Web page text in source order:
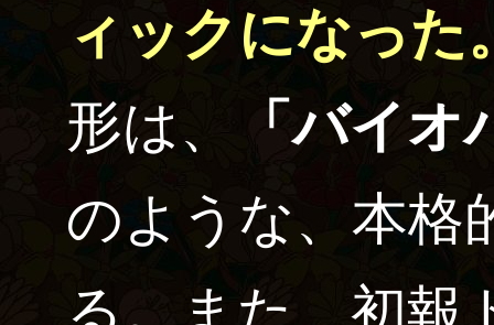
ィックになった
形は、
「バイ
のような、本格
る。また、初報